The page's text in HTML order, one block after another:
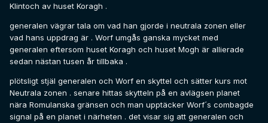
Klintoch av huset Koragh .
generalen vägrar tala om vad han gjorde i neutrala zonen eller
vad hans uppdrag är . Worf umgås ganska mycket med
generalen eftersom huset Koragh och huset Mogh är allierade
sedan nästan tusen år tillbaka .
plötsligt stjäl generalen och Worf en skyttel och sätter kurs mot
Neutrala zonen . senare hittas skytteln på en avlägsen planet
nära Romulanska gränsen och man upptäcker Worf´s combagde
signal på en planet i närheten . det visar sig att generalen och